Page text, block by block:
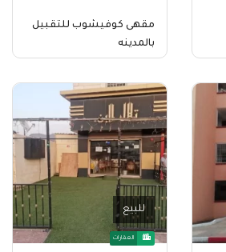
مقهى كوفيشوب للتقبيل
بالمدينه
للبيع
العقارات